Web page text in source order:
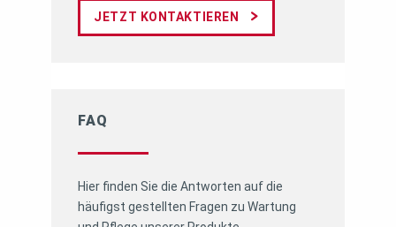
JETZT KONTAKTIEREN
FAQ
Hier finden Sie die Antworten auf die
häufigst gestellten Fragen zu Wartung